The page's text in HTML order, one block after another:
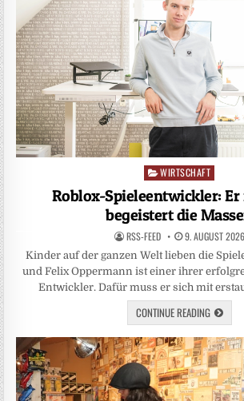
Posted
WIRTSCHAFT
Roblox-Spieleentwickler: Er
begeistert die
RSS-FEED 9. AUGUST 2026
Kinder auf der ganzen Welt lieben die
und Felix Oppermann ist einer ihrer
Entwickler. Dafür muss er sich mit
CONTINUE READING